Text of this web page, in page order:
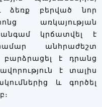
ձեռք բերված նոր
առկայության
կրճատվել է
համար անհրաժեշտ
է դրանց
է տալիս
և գործել